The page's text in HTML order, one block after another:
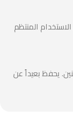
المنتظم
يحفظ بعيداً عن